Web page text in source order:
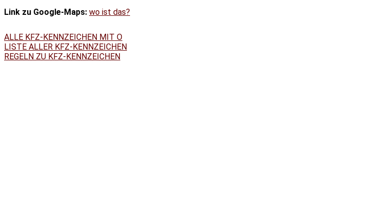
Link zu Google-Maps: wo ist das?
ALLE KFZ-KENNZEICHEN MIT O
LISTE ALLER KFZ-KENNZEICHEN
REGELN ZU KFZ-KENNZEICHEN